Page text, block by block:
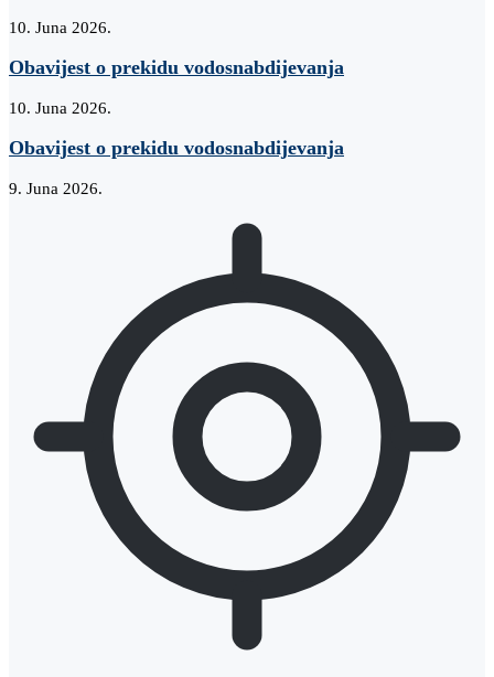
10. Juna 2026.
Obavijest o prekidu vodosnabdijevanja
10. Juna 2026.
Obavijest o prekidu vodosnabdijevanja
9. Juna 2026.